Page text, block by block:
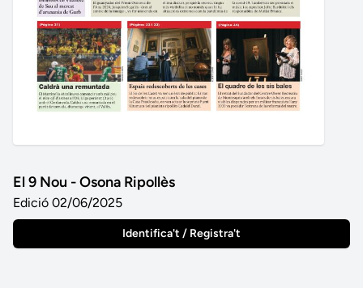
El 9 Nou - Osona Ripollès
Edició 02/06/2025
Identifica't / Registra't